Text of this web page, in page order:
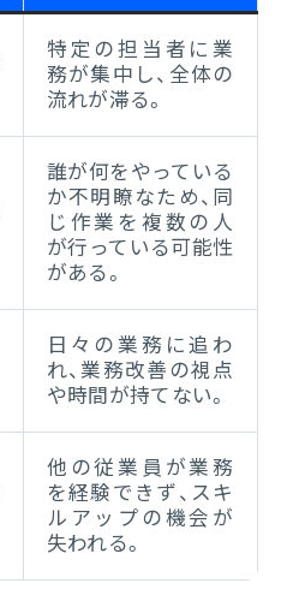
特定の担当者に業
務が集中し、全体の
流れが滞る。
誰が何をやっている
か不明瞭なため、同
じ作業を複数の人
が行っている可能性
がある。
日々の業務に追わ
れ、業務改善の視点
や時間が持てない。
他の従業員が業務
を経験できず、スキ
ルアップの機会が
失われる。